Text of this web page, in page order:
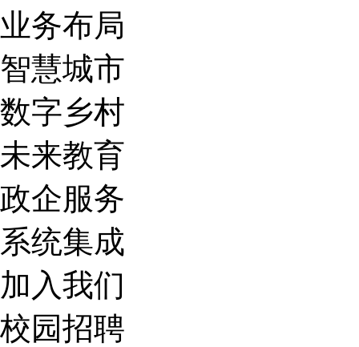
业务布局
智慧城市
数字乡村
未来教育
政企服务
系统集成
加入我们
校园招聘